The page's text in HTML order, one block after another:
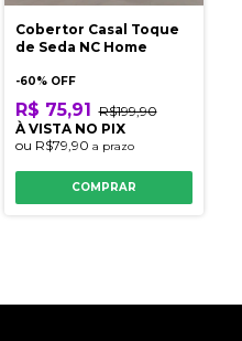
Cobertor Casal Toque
de Seda NC Home
-60% OFF
R$ 75,91
R$199,90
À VISTA NO PIX
ou R$79,90 a prazo
COMPRAR